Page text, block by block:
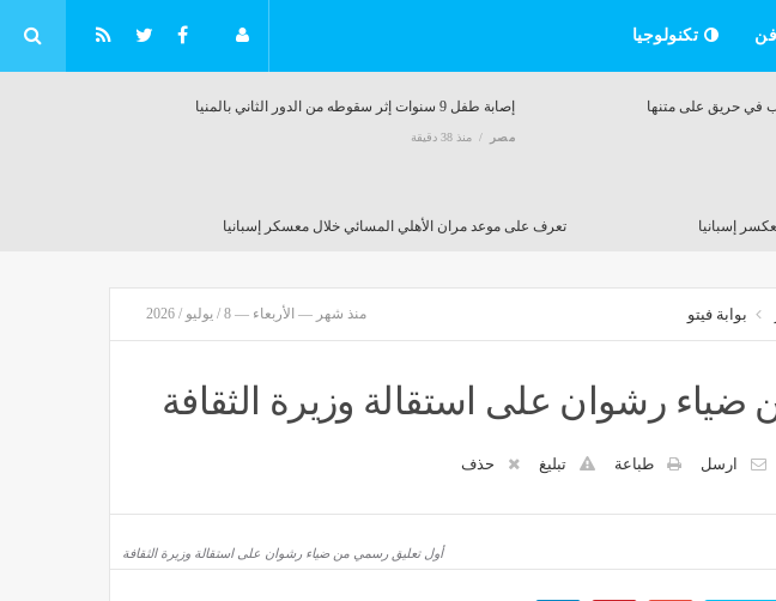
تكنولوجيا
في حريق على متنها إصابة طفل 9 سنوات إثر سقوطه من الدور الثاني بالمنيا
مصر منذ 38 دقيقة
تعرف على موعد مران الأهلي المسائي خلال معسكر إسبانيا
علاج الأورام بميت غمر
بوابة فيتو منذ شهر — الأربعاء — 8 / يوليو / 2026
رشوان على استقالة وزيرة الثقافة
ارسل طباعة تبليغ حذف
أول تعليق رسمي من ضياء رشوان على استقالة وزيرة الثقافة